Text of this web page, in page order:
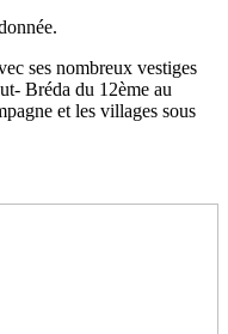
ses nombreux vestiges
Bréda du 12ème au
et les villages sous